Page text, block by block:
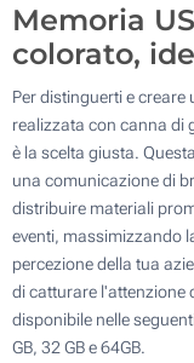
Memoria
colorato,
Per distinguerti e creare
realizzata con canna di
è la scelta giusta.
una comunicazione di
distribuire materiali
eventi, massimizzando
percezione della tua
di catturare l'attenzione
disponibile nelle
GB, 32 GB e 64GB.